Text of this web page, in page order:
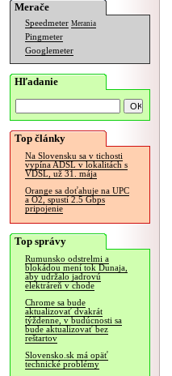
Merače
Speedmeter Merania
Pingmeter
Googlemeter
Hľadanie
Top články
Na Slovensku sa v tichosti
vypína ADSL v lokalitách s
VDSL, už 31. mája
Orange sa doťahuje na UPC
a O2, spustí 2.5 Gbps
pripojenie
Top správy
Rumunsko odstrelmi a
blokádou mení tok Dunaja,
aby udržalo jadrovú
elektráreň v chode
Chrome sa bude
aktualizovať dvakrát
týždenne, v budúcnosti sa
bude aktualizovať bez
reštartov
Slovensko.sk má opäť
technické problémy